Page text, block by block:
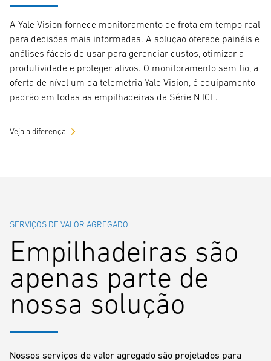
A Yale Vision fornece monitoramento de frota em tempo real
para decisões mais informadas. A solução oferece painéis e
análises fáceis de usar para gerenciar custos, otimizar a
produtividade e proteger ativos. O monitoramento sem fio, a
oferta de nível um da telemetria Yale Vision, é equipamento
padrão em todas as empilhadeiras da Série N ICE.
Veja a diferença
SERVIÇOS DE VALOR AGREGADO
Empilhadeiras são
apenas parte de
nossa solução
Nossos serviços de valor agregado são projetados para